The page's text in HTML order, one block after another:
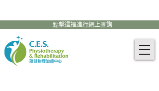
點擊這裡進行網上查詢